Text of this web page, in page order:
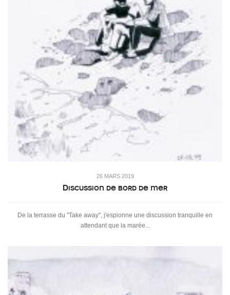
26 MARS 2019
Discussion de bord de mer
De la terrasse du "Take away", j'espionne une discussion tranquille en
attendant que la marée...